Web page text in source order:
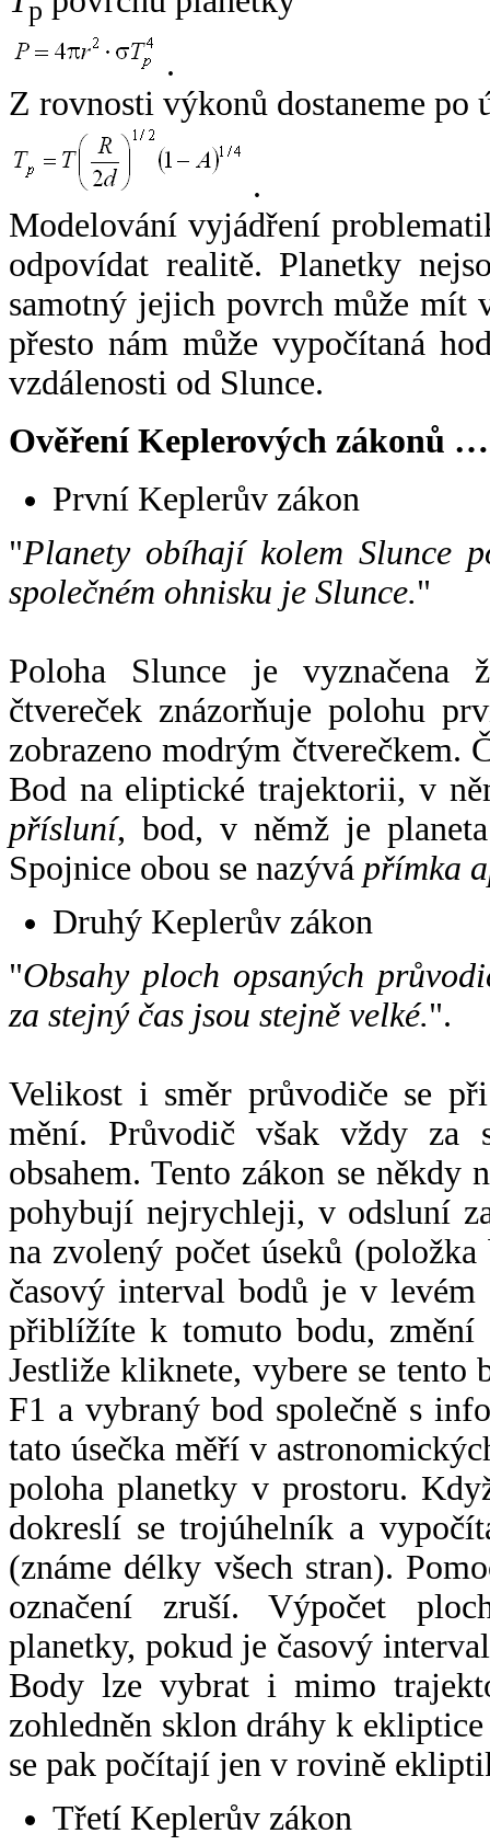
p
.
Z rovnosti výkonů dostaneme po
.
Modelování vyjádření
odpovídat realitě. Planetky
samotný jejich povrch může mít
přesto nám může vypočítaná
vzdálenosti od Slunce.
Ověření Keplerových zákonů …
První Keplerův zákon
"Planety obíhají kolem Slunce
společném ohnisku je Slunce."
Poloha Slunce je vyznačena
čtvereček znázorňuje polohu
zobrazeno modrým čtverečkem.
Bod na eliptické trajektorii, v
přísluní, bod, v němž je
Spojnice obou se nazývá přímka
Druhý Keplerův zákon
"Obsahy ploch opsaných
za stejný čas jsou stejně velké.".
Velikost i směr průvodiče se
mění. Průvodič však vždy za
obsahem. Tento zákon se někdy
pohybují nejrychleji, v odsluní
na zvolený počet úseků
časový interval bodů je v
přiblížíte k tomuto bodu,
Jestliže kliknete, vybere se tento
F1 a vybraný bod společně s
tato úsečka měří v
poloha planetky v prostoru.
dokreslí se trojúhelník a
(známe délky všech stran).
označení zruší. Výpočet
planetky, pokud je časový
Body lze vybrat i mimo
zohledněn sklon dráhy k
se pak počítají jen v rovině
Třetí Keplerův zákon